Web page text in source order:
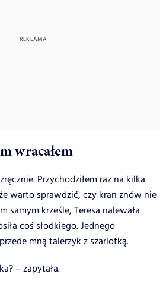
wracałem
Przychodziłem raz na kilka
warto sprawdzić, czy kran znów nie
samym krześle, Teresa nalewała
coś słodkiego. Jednego
mną talerzyk z szarlotką.
– zapytała.